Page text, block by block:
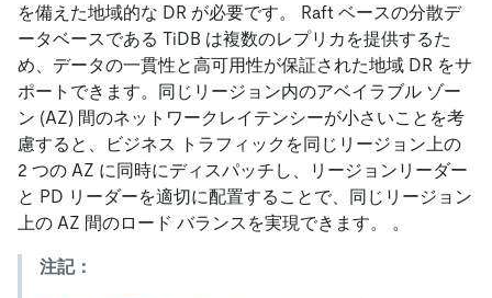
を備えた地域的な DR が必要です。 Raft ベースの分散デ
ータベースである TiDB は複数のレプリカを提供するた
め、データの一貫性と高可用性が保証された地域 DR をサ
ポートできます。同じリージョン内のアベイラブル ゾー
ン (AZ) 間のネットワークレイテンシーが小さいことを考
慮すると、ビジネス トラフィックを同じリージョン上の
2 つの AZ に同時にディスパッチし、リージョンリーダー
と PD リーダーを適切に配置することで、同じリージョン
上の AZ 間のロード バランスを実現できます。 。
注記：